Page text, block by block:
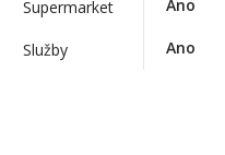
Supermarket Ano
Služby Ano